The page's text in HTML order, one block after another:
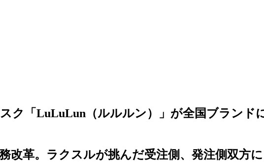
ク「LuLuLun（ルルルン）」が全国ブランド
改革。ラクスルが挑んだ受注側、発注側双方